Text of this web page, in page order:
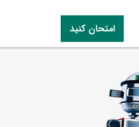
امتحان کنید